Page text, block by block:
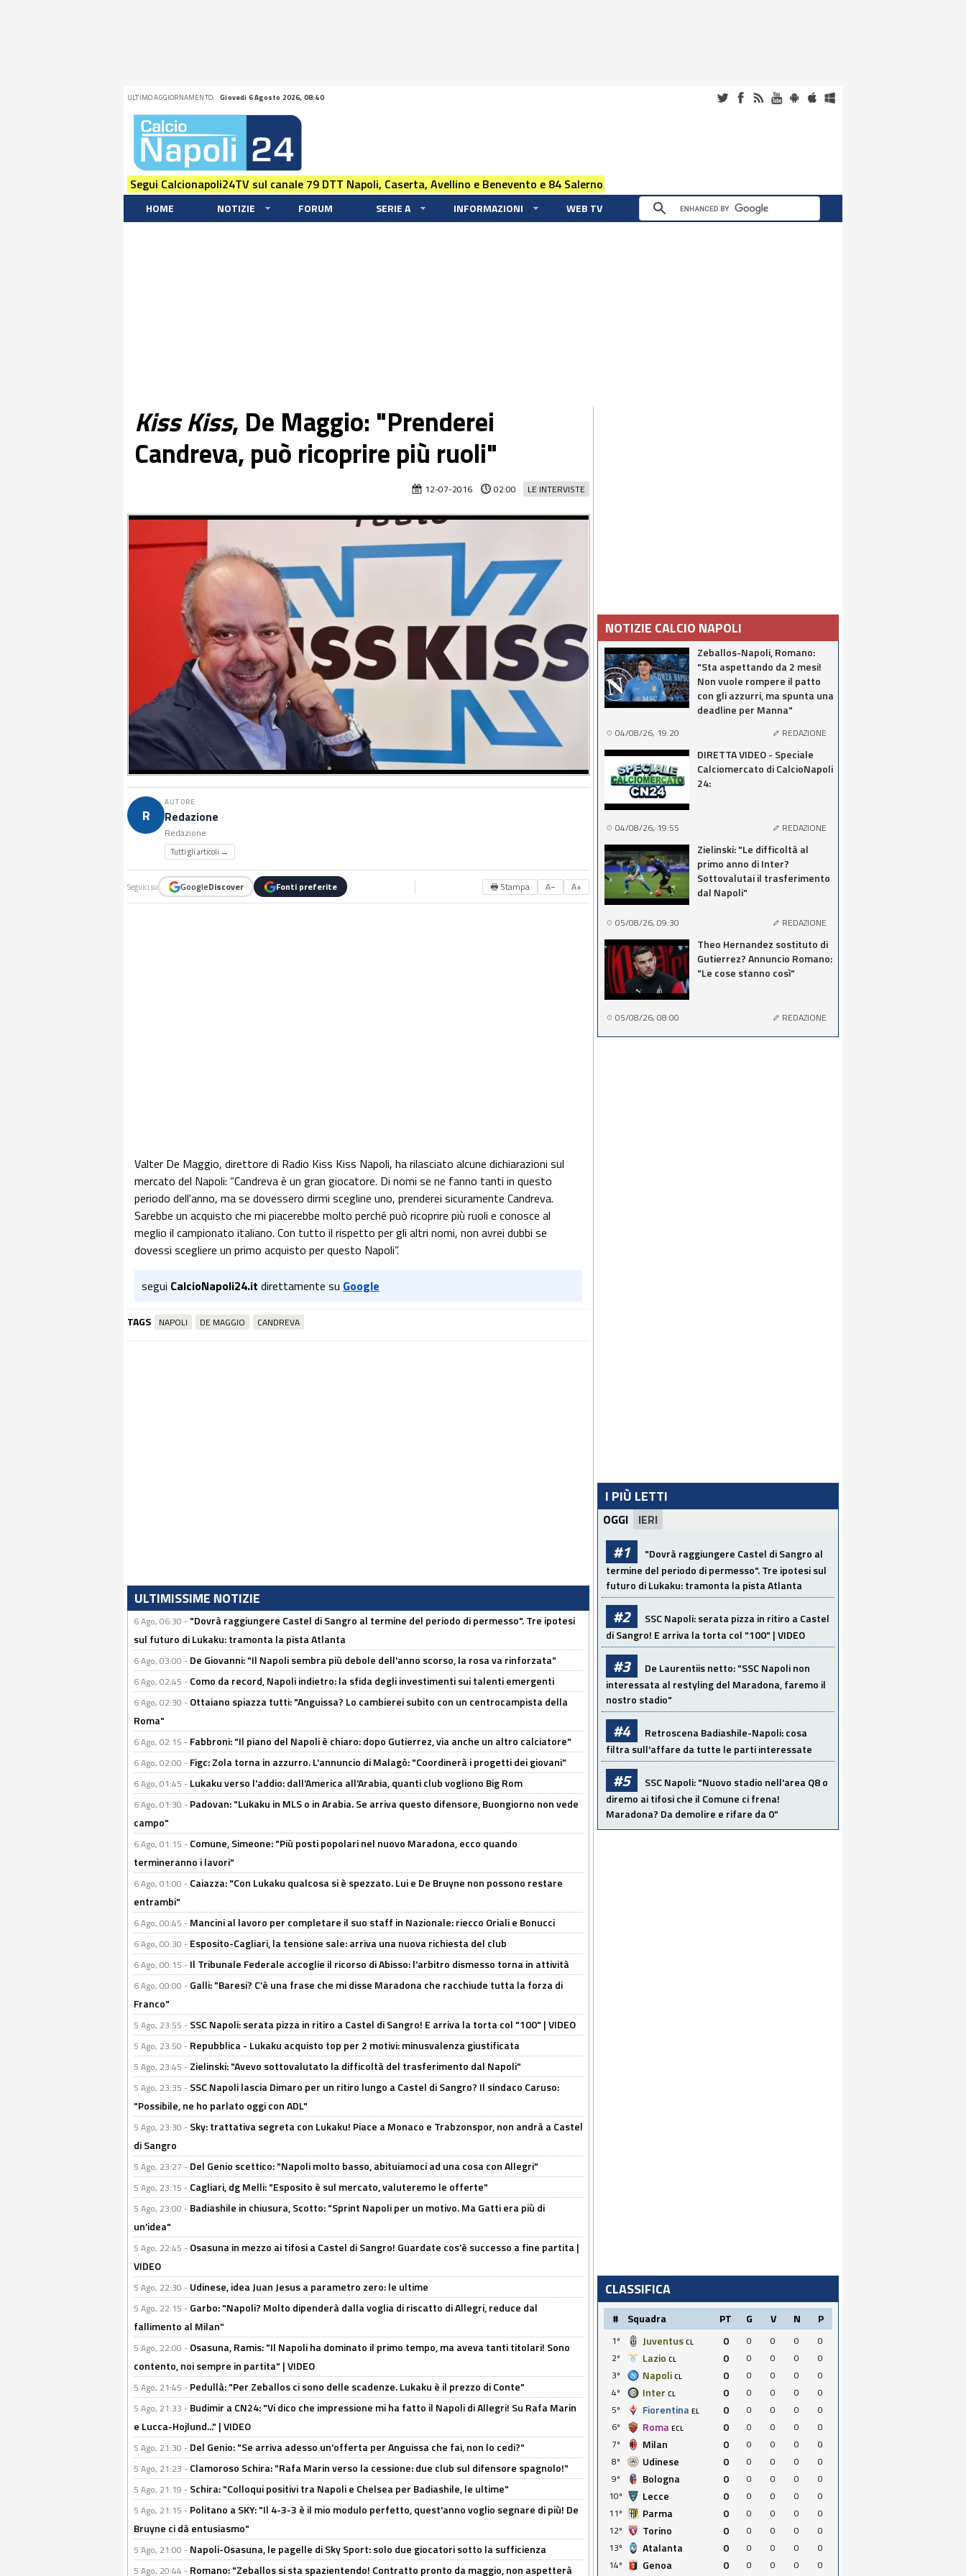
ULTIMO AGGIORNAMENTO: Giovedi 6 Agosto 2026, 08:40
Segui Calcionapoli24TV sul canale 79 DTT Napoli, Caserta, Avellino e Benevento e 84 Salerno
HOME NOTIZIE FORUM SERIE A INFORMAZIONI WEB TV
Kiss Kiss, De Maggio: "Prenderei
Candreva, può ricoprire più ruoli"
LE INTERVISTE
12-07-2016 02:00
R
AUTORE
Redazione
Redazione
Tutti gli articoli →
Seguici su GoogleDiscover Fonti preferite 🖶 Stampa A− A+
Valter De Maggio, direttore di Radio Kiss Kiss Napoli, ha rilasciato alcune dichiarazioni sul
mercato del Napoli: “Candreva è un gran giocatore. Di nomi se ne fanno tanti in questo
periodo dell'anno, ma se dovessero dirmi scegline uno, prenderei sicuramente Candreva.
Sarebbe un acquisto che mi piacerebbe molto perché può ricoprire più ruoli e conosce al
meglio il campionato italiano. Con tutto il rispetto per gli altri nomi, non avrei dubbi se
dovessi scegliere un primo acquisto per questo Napoli”.
segui CalcioNapoli24.it direttamente su Google
TAGS NAPOLI DE MAGGIO CANDREVA
ULTIMISSIME NOTIZIE
6 Ago, 06:30 - "Dovrà raggiungere Castel di Sangro al termine del periodo di permesso". Tre ipotesi
sul futuro di Lukaku: tramonta la pista Atlanta
6 Ago, 03:00 - De Giovanni: "Il Napoli sembra più debole dell'anno scorso, la rosa va rinforzata"
6 Ago, 02:45 - Como da record, Napoli indietro: la sfida degli investimenti sui talenti emergenti
6 Ago, 02:30 - Ottaiano spiazza tutti: "Anguissa? Lo cambierei subito con un centrocampista della
Roma"
6 Ago, 02:15 - Fabbroni: "Il piano del Napoli è chiaro: dopo Gutierrez, via anche un altro calciatore"
6 Ago, 02:00 - Figc: Zola torna in azzurro. L'annuncio di Malagò: "Coordinerà i progetti dei giovani"
6 Ago, 01:45 - Lukaku verso l'addio: dall'America all'Arabia, quanti club vogliono Big Rom
6 Ago, 01:30 - Padovan: "Lukaku in MLS o in Arabia. Se arriva questo difensore, Buongiorno non vede
campo"
6 Ago, 01:15 - Comune, Simeone: "Più posti popolari nel nuovo Maradona, ecco quando
termineranno i lavori"
6 Ago, 01:00 - Caiazza: "Con Lukaku qualcosa si è spezzato. Lui e De Bruyne non possono restare
entrambi"
6 Ago, 00:45 - Mancini al lavoro per completare il suo staff in Nazionale: riecco Oriali e Bonucci
6 Ago, 00:30 - Esposito-Cagliari, la tensione sale: arriva una nuova richiesta del club
6 Ago, 00:15 - Il Tribunale Federale accoglie il ricorso di Abisso: l'arbitro dismesso torna in attività
6 Ago, 00:00 - Galli: "Baresi? C'è una frase che mi disse Maradona che racchiude tutta la forza di
Franco"
5 Ago, 23:55 - SSC Napoli: serata pizza in ritiro a Castel di Sangro! E arriva la torta col "100" | VIDEO
5 Ago, 23:50 - Repubblica - Lukaku acquisto top per 2 motivi: minusvalenza giustificata
5 Ago, 23:45 - Zielinski: "Avevo sottovalutato la difficoltà del trasferimento dal Napoli"
5 Ago, 23:35 - SSC Napoli lascia Dimaro per un ritiro lungo a Castel di Sangro? Il sindaco Caruso:
"Possibile, ne ho parlato oggi con ADL"
5 Ago, 23:30 - Sky: trattativa segreta con Lukaku! Piace a Monaco e Trabzonspor, non andrà a Castel
di Sangro
5 Ago, 23:27 - Del Genio scettico: "Napoli molto basso, abituiamoci ad una cosa con Allegri"
5 Ago, 23:15 - Cagliari, dg Melli: "Esposito è sul mercato, valuteremo le offerte"
5 Ago, 23:00 - Badiashile in chiusura, Scotto: "Sprint Napoli per un motivo. Ma Gatti era più di
un'idea"
5 Ago, 22:45 - Osasuna in mezzo ai tifosi a Castel di Sangro! Guardate cos'è successo a fine partita |
VIDEO
5 Ago, 22:30 - Udinese, idea Juan Jesus a parametro zero: le ultime
5 Ago, 22:15 - Garbo: "Napoli? Molto dipenderà dalla voglia di riscatto di Allegri, reduce dal
fallimento al Milan"
5 Ago, 22:00 - Osasuna, Ramis: "Il Napoli ha dominato il primo tempo, ma aveva tanti titolari! Sono
contento, noi sempre in partita" | VIDEO
5 Ago, 21:45 - Pedullà: "Per Zeballos ci sono delle scadenze. Lukaku è il prezzo di Conte"
5 Ago, 21:33 - Budimir a CN24: "Vi dico che impressione mi ha fatto il Napoli di Allegri! Su Rafa Marin
e Lucca-Hojlund..." | VIDEO
5 Ago, 21:30 - Del Genio: "Se arriva adesso un'offerta per Anguissa che fai, non lo cedi?"
5 Ago, 21:23 - Clamoroso Schira: "Rafa Marin verso la cessione: due club sul difensore spagnolo!"
5 Ago, 21:19 - Schira: "Colloqui positivi tra Napoli e Chelsea per Badiashile, le ultime"
5 Ago, 21:15 - Politano a SKY: "Il 4-3-3 è il mio modulo perfetto, quest'anno voglio segnare di più! De
Bruyne ci dà entusiasmo"
5 Ago, 21:00 - Napoli-Osasuna, le pagelle di Sky Sport: solo due giocatori sotto la sufficienza
5 Ago, 20:44 - Romano: "Zeballos si sta spazientendo! Contratto pronto da maggio, non aspetterà
NOTIZIE CALCIO NAPOLI
Zeballos-Napoli, Romano:
"Sta aspettando da 2 mesi!
Non vuole rompere il patto
con gli azzurri, ma spunta una
deadline per Manna"
04/08/26, 19:20 REDAZIONE
DIRETTA VIDEO - Speciale
Calciomercato di CalcioNapoli
24:
04/08/26, 19:55 REDAZIONE
Zielinski: "Le difficoltà al
primo anno di Inter?
Sottovalutai il trasferimento
dal Napoli"
05/08/26, 09:30 REDAZIONE
Theo Hernandez sostituto di
Gutierrez? Annuncio Romano:
"Le cose stanno così"
05/08/26, 08:00 REDAZIONE
I PIÙ LETTI
OGGI IERI
#1
"Dovrà raggiungere Castel di Sangro al
termine del periodo di permesso". Tre ipotesi sul
futuro di Lukaku: tramonta la pista Atlanta
#2
SSC Napoli: serata pizza in ritiro a Castel
di Sangro! E arriva la torta col "100" | VIDEO
#3
De Laurentiis netto: "SSC Napoli non
interessata al restyling del Maradona, faremo il
nostro stadio"
#4
Retroscena Badiashile-Napoli: cosa
filtra sull'affare da tutte le parti interessate
#5
SSC Napoli: "Nuovo stadio nell'area Q8 o
diremo ai tifosi che il Comune ci frena!
Maradona? Da demolire e rifare da 0"
CLASSIFICA
# Squadra PT G V N P
1º Juventus CL 0 0 0 0
0
2º
Lazio CL 0 0 0 0
0
3º
Napoli CL 0 0 0 0
0
4º
Inter CL 0 0 0 0
0
5º
Fiorentina EL 0 0 0 0
0
6º
Roma ECL 0 0 0 0
0
7º
Milan 0 0 0 0
0
8º
Udinese 0 0 0 0
0
9º
Bologna 0 0 0 0
0
10º
Lecce 0 0 0 0
0
11º
Parma 0 0 0 0
0
12º
Torino 0 0 0 0
0
13º
Atalanta 0 0 0 0
0
14º
Genoa 0 0 0 0
0